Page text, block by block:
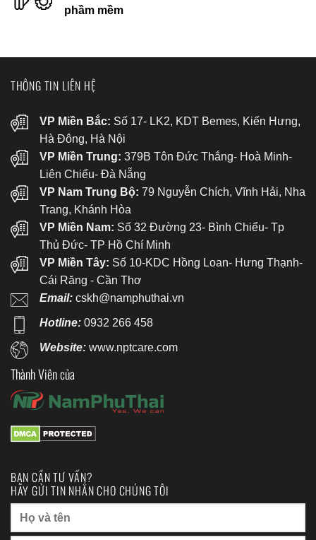
phầm mềm
THÔNG TIN LIÊN HỆ
VP Miền Bắc: Số 17- LK2, KDT Bemes, Kiến Hưng,
Hà Đông, Hà Nội
VP Miền Trung: 379B Tôn Đức Thắng- Hoà Minh-
Liên Chiểu- Đà Nẵng
VP Nam Trung Bộ: 79 Nguyễn Chích, Vĩnh Hải, Nha
Trang, Khánh Hòa
VP Miền Nam: Số 32 Đường 23- Bình Chiểu- Tp
Thủ Đức- TP Hồ Chí Minh
VP Miền Tây: Số 10-KDC Hồng Loan- Hưng Thạnh-
Cái Răng - Cần Thơ
Email: cskh@namphuthai.vn
Hotline: 0932 266 458
Website:www.nptcare.com
Thành Viên của
BẠN CẦN TƯ VẤN?
HÃY GỬI TIN NHẮN CHO CHÚNG TÔI